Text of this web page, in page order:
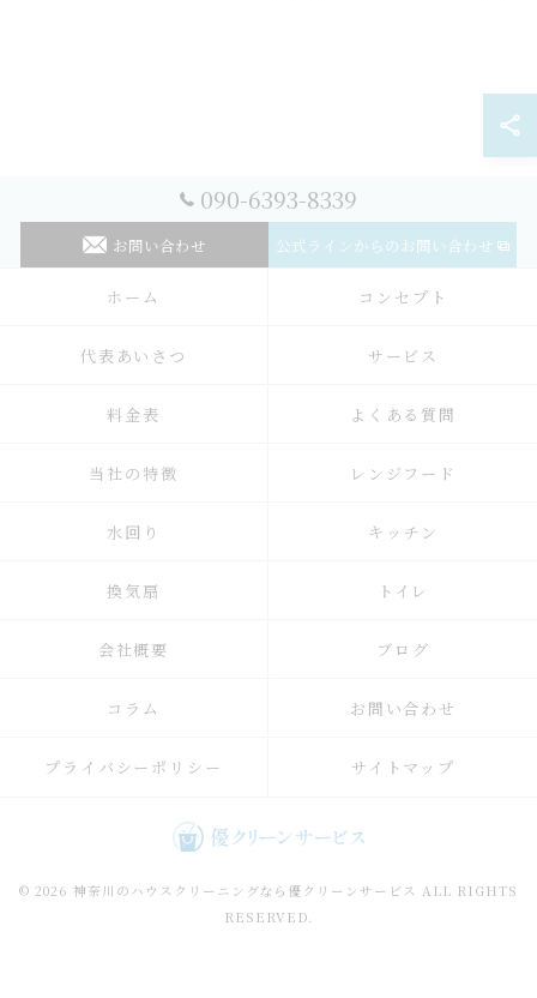
090-6393-8339
お問い合わせ 公式ラインからのお問い合わせ
ホーム コンセプト
代表あいさつ サービス
料金表 よくある質問
当社の特徴 レンジフード
水回り キッチン
換気扇 トイレ
会社概要 ブログ
コラム お問い合わせ
プライバシーポリシー サイトマップ
© 2026 神奈川のハウスクリーニングなら優クリーンサービス ALL RIGHTS
RESERVED.